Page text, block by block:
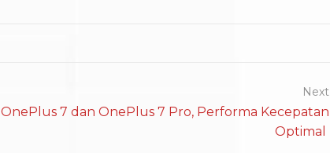
Next
OnePlus 7 dan OnePlus 7 Pro, Performa Kecepatan
Optimal